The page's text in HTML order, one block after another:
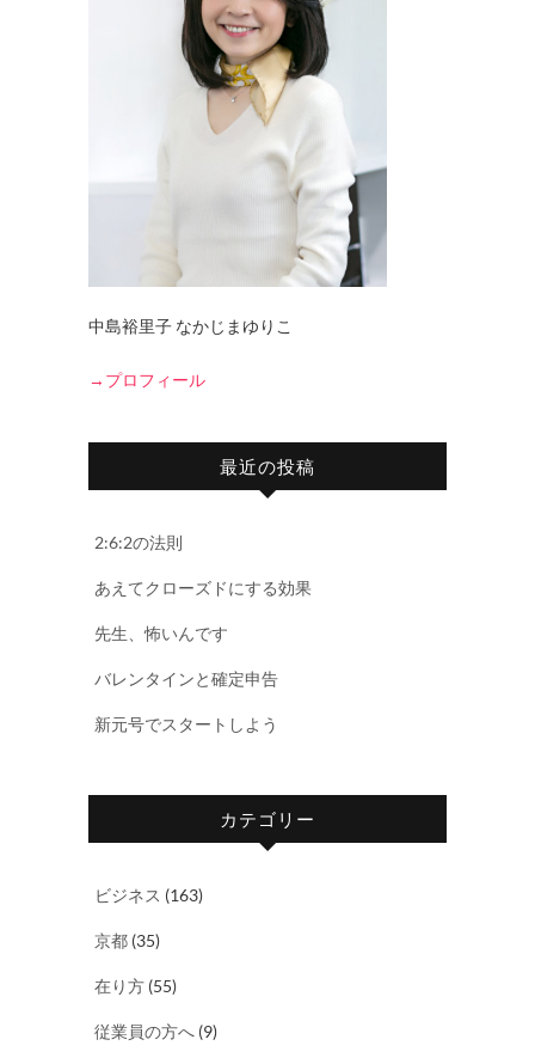
中島裕里子 なかじまゆりこ
→プロフィール
最近の投稿
2:6:2の法則
あえてクローズドにする効果
先生、怖いんです
バレンタインと確定申告
新元号でスタートしよう
カテゴリー
ビジネス (163)
京都 (35)
在り方 (55)
従業員の方へ (9)